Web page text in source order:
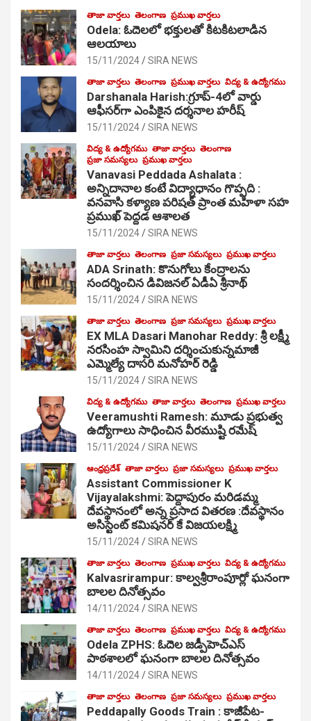
తాజా వార్తలు తెలంగాణ ప్రముఖ వార్తలు
Odela: ఓదెల‌లో భక్తులతో కిటకిటలాడిన
ఆల‌యాలు
15/11/2024 SIRA NEWS
తాజా వార్తలు తెలంగాణ ప్రముఖ వార్తలు విద్య & ఉద్యోగము
Darshanala Harish:గ్రూప్-4లో వార్డు
ఆఫీసర్‌గా ఎంపికైన దర్శనాల హరీష్
15/11/2024 SIRA NEWS
విద్య & ఉద్యోగము తాజా వార్తలు తెలంగాణ
ప్రజా సమస్యలు ప్రముఖ వార్తలు
Vanavasi Peddada Ashalata :
అన్నిదానాల కంటే విద్యాధానం గొప్పది :
వనవాసి కళ్యాణ పరిషత్ ప్రాంత మహిళా సహ
ప్రముఖ్ పెద్దడ ఆశాలత
15/11/2024 SIRA NEWS
తాజా వార్తలు తెలంగాణ ప్రజా సమస్యలు ప్రముఖ వార్తలు
ADA Srinath: కొనుగోలు కేంద్రాల‌ను
సంద‌ర్శించిన డివిజనల్ ఏడీఏ శ్రీనాథ్
15/11/2024 SIRA NEWS
తాజా వార్తలు తెలంగాణ ప్రజా సమస్యలు ప్రముఖ వార్తలు
EX MLA Dasari Manohar Reddy: శ్రీ లక్ష్మీ
నరసింహ స్వామిని దర్శించుకున్నమాజీ
ఎమ్మెల్యే దాసరి మనోహర్ రెడ్డి
15/11/2024 SIRA NEWS
విద్య & ఉద్యోగము తాజా వార్తలు తెలంగాణ ప్రముఖ వార్తలు
Veeramushti Ramesh: మూడు ప్రభుత్వ
ఉద్యోగాలు సాధించిన వీరముష్టి రమేష్
15/11/2024 SIRA NEWS
ఆంధ్రప్రదేశ్ తాజా వార్తలు ప్రజా సమస్యలు ప్రముఖ వార్తలు
Assistant Commissioner K
Vijayalakshmi: పెద్దాపురం మరిడమ్మ
దేవస్థానంలో అన్న ప్రసాద వితరణ :దేవస్థానం
అసిస్టెంట్ కమిషనర్ కే విజయలక్ష్మి
15/11/2024 SIRA NEWS
తాజా వార్తలు తెలంగాణ ప్రముఖ వార్తలు విద్య & ఉద్యోగము
Kalvasrirampur: కాల్వశ్రీరాంపూర్లో ఘనంగా
బాలల దినోత్సవం
14/11/2024 SIRA NEWS
తాజా వార్తలు తెలంగాణ ప్రముఖ వార్తలు విద్య & ఉద్యోగము
Odela ZPHS: ఓదెల జ‌డ్పీహెచ్ఎస్
పాఠ‌శాల‌లో ఘనంగా బాలల దినోత్సవం
14/11/2024 SIRA NEWS
తాజా వార్తలు తెలంగాణ ప్రజా సమస్యలు ప్రముఖ వార్తలు
Peddapally Goods Train : కాజీపేట-